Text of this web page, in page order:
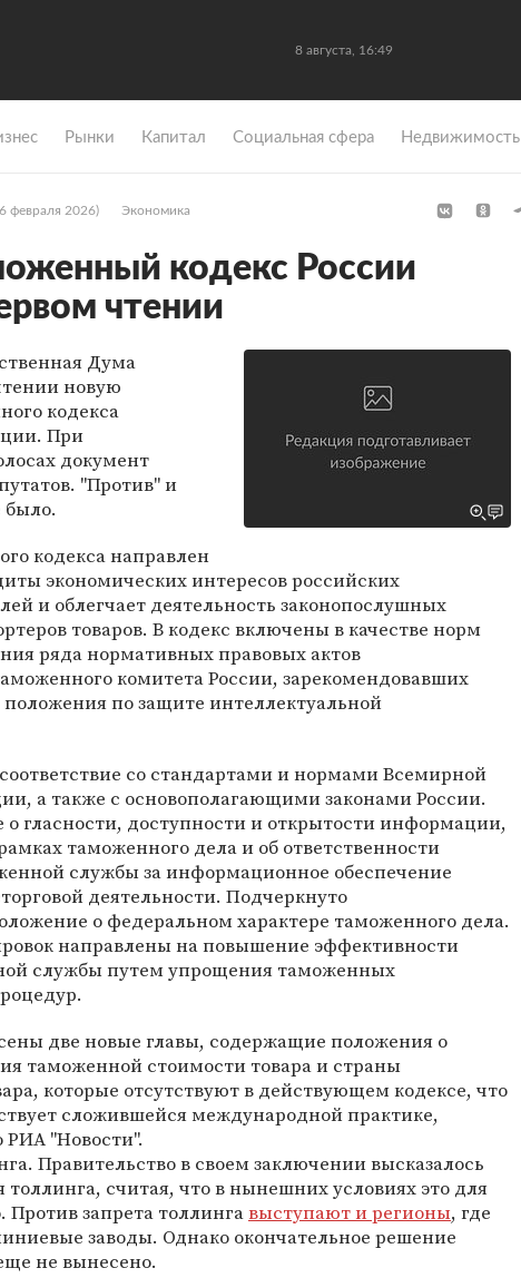
8 августа, 16:49
Рынки Капитал Социальная сфера Недвижимость
февраля 2026) Экономика
кодекс России
чтении
Дума
новую
кодекса
При
документ
"Против" и
было.
кодекса направлен
экономических интересов российских
и облегчает деятельность законопослушных
товаров. В кодекс включены в качестве норм
ряда нормативных правовых актов
комитета России, зарекомендовавших
положения по защите интеллектуальной
со стандартами и нормами Всемирной
а также с основополагающими законами России.
гласности, доступности и открытости информации,
таможенного дела и об ответственности
службы за информационное обеспечение
деятельности. Подчеркнуто
о федеральном характере таможенного дела.
направлены на повышение эффективности
службы путем упрощения таможенных
две новые главы, содержащие положения о
таможенной стоимости товара и страны
которые отсутствуют в действующем кодексе, что
сложившейся международной практике,
РИА "Новости".
Правительство в своем заключении высказалось
считая, что в нынешних условиях это для
запрета толлингавыступают и регионы, где
заводы. Однако окончательное решение
не вынесено.